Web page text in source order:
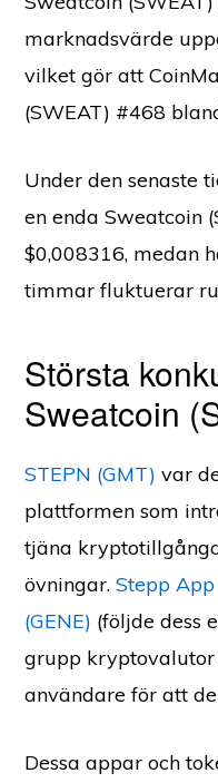
marknadsvärde
vilket gör att
(SWEAT) #468
Under den senaste
en enda Sweatcoin
$0,008316, medan
timmar fluktuerar
Största
Sweatcoin
STEPN (GMT) var
plattformen som
tjäna
övningar.Stepp App
(GENE) (följde dess
grupp kryptovalutor
användare för att
Dessa appar och